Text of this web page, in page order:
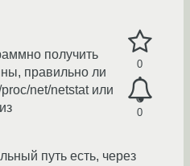
0
0
получить
правильно ли
proc/net/netstat или
путь есть, через